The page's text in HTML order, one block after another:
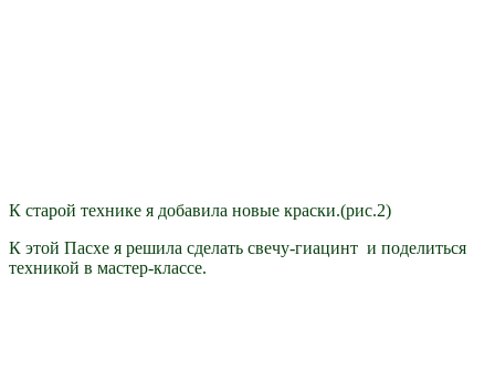
К старой технике я добавила новые краски.(рис.2)
К этой Пасхе я решила сделать свечу-гиацинт и поделиться
техникой в мастер-классе.